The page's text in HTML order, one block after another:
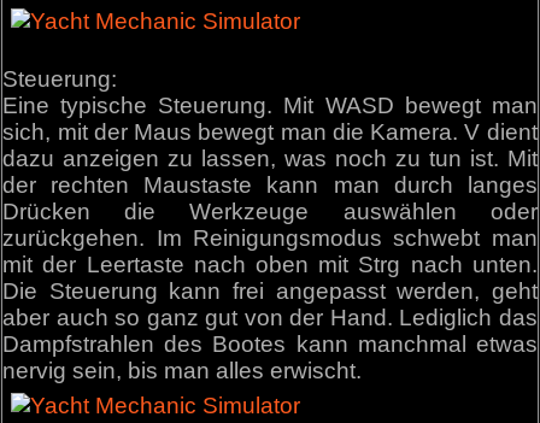
Steuerung:
Eine typische Steuerung. Mit WASD bewegt man
sich, mit der Maus bewegt man die Kamera. V dient
dazu anzeigen zu lassen, was noch zu tun ist. Mit
der rechten Maustaste kann man durch langes
Drücken die Werkzeuge auswählen oder
zurückgehen. Im Reinigungsmodus schwebt man
mit der Leertaste nach oben mit Strg nach unten.
Die Steuerung kann frei angepasst werden, geht
aber auch so ganz gut von der Hand. Lediglich das
Dampfstrahlen des Bootes kann manchmal etwas
nervig sein, bis man alles erwischt.